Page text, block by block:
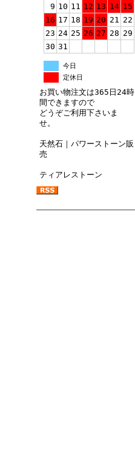
9 10 11 12 13 14 15
16 17 18 19 20 21 22
23 24 25 26 27 28 29
30 31
今日
定休日
お買い物注文は365日24時
間できますので
どうぞご利用下さいま
せ。
天然石｜パワーストーン販
売
ティアレストーン